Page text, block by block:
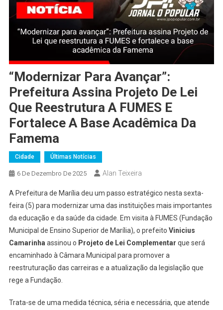
“Modernizar Para Avançar”:
Prefeitura Assina Projeto De Lei
Que Reestrutura A FUMES E
Fortalece A Base Acadêmica Da
Famema
Cidade Últimas Notícias
6 De Dezembro De 2025 Alan Teixeira
A Prefeitura de Marília deu um passo estratégico nesta sexta-
feira (5) para modernizar uma das instituições mais importantes
da educação e da saúde da cidade. Em visita à FUMES (Fundação
Municipal de Ensino Superior de Marília), o prefeito Vinicius
Camarinha assinou o Projeto de Lei Complementar que será
encaminhado à Câmara Municipal para promover a
reestruturação das carreiras e a atualização da legislação que
rege a Fundação.
Trata-se de uma medida técnica, séria e necessária, que atende